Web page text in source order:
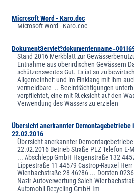
Microsoft Word - Karo.doc
Microsoft Word - Karo.doc
Stand 2016 Merkblatt zur
Entnahme aus oberirdischen Gewässern
schützenswertes Gut. Es ist so zu
Allgemeinheit und im Einklang mit ihm
vermeidbare ... Beeinträchtigungen
verpflichtet, eine mit Rücksicht auf den
Verwendung des Wassers zu erzielen
Übersicht anerkannter Demontagebetriebe
22.02.2016
Übersicht anerkannter
22.02.2016 Betrieb Straße PLZ Telefon E-
... Abschlepp GmbH Hagenstraße 132
Lippestraße 11 44579 Castrop-Rauxel
Wienbachstraße 28 46286 ... Dorsten
Nazir Autoverwertung Saleh
Automobil Recycling GmbH Im